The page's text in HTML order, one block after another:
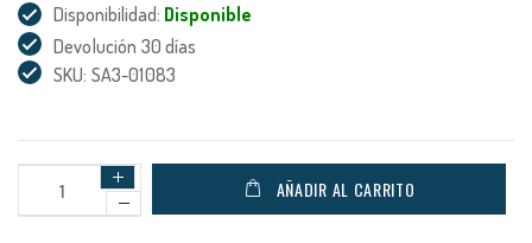
Disponibilidad: Disponible
Devolución 30 días
SKU: SA3-01083
AÑADIR AL CARRITO